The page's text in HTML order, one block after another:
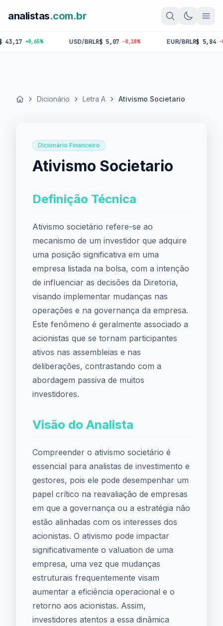
analistas.com.br
+0,65% USD/BRLR$ 5,07 -0,10% EUR/BRLR$ 5,84 -0,18%
Início Dicionário Letra A Ativismo Societario
Dicionário Financeiro
Ativismo Societario
Definição Técnica
Ativismo societário refere-se ao
mecanismo de um investidor que adquire
uma posição significativa em uma
empresa listada na bolsa, com a intenção
de influenciar as decisões da Diretoria,
visando implementar mudanças nas
operações e na governança da empresa.
Este fenômeno é geralmente associado a
acionistas que se tornam participantes
ativos nas assembleias e nas
deliberações, contrastando com a
abordagem passiva de muitos
investidores.
Visão do Analista
Compreender o ativismo societário é
essencial para analistas de investimento e
gestores, pois ele pode desempenhar um
papel crítico na reavaliação de empresas
em que a governança ou a estratégia não
estão alinhadas com os interesses dos
acionistas. O ativismo pode impactar
significativamente o valuation de uma
empresa, uma vez que mudanças
estruturais frequentemente visam
aumentar a eficiência operacional e o
retorno aos acionistas. Assim,
investidores atentos a essa dinâmica